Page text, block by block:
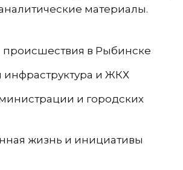
материалы.
происшествия в Рыбинске
инфраструктура и ЖКХ
и городских
жизнь и инициативы